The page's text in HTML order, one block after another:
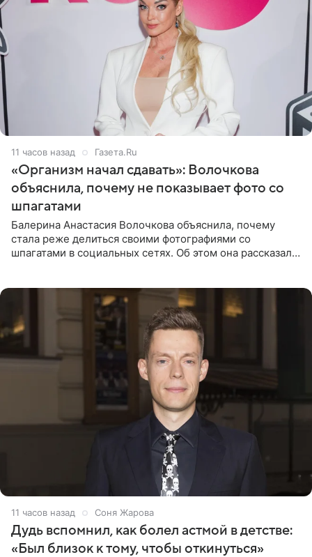
11 часов назад Газета.Ru
«Организм начал сдавать»: Волочкова
объяснила, почему не показывает фото со
шпагатами
Балерина Анастасия Волочкова объяснила, почему
стала реже делиться своими фотографиями со
шпагатами в социальных сетях. Об этом она рассказала
11 часов назад Соня Жарова
Дудь вспомнил, как болел астмой в детстве:
«Был близок к тому, чтобы откинуться»